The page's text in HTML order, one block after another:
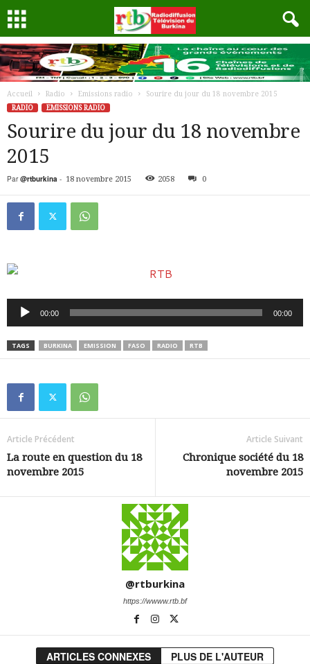
Accueil Radio Emissions radio
Sourire du jour du 18 novembre 2015
RADIO
EMISSIONS RADIO
Sourire du jour du 18 novembre
2015
Par @rtburkina - 18 novembre 2015 2058 0
Lecteur
audio
00:00 00:00
TAGS BURKINA EMISSION FASO RADIO RTB
Article Précédent
La route en question du 18
novembre 2015
Article Suivant
Chronique société du 18
novembre 2015
@rtburkina
https://wwww.rtb.bf
ARTICLES CONNEXES PLUS DE L'AUTEUR